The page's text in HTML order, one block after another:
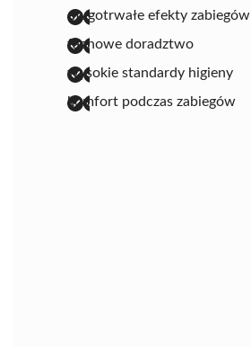
długotrwałe efekty zabiegów
fachowe doradztwo
wysokie standardy higieny
komfort podczas zabiegów